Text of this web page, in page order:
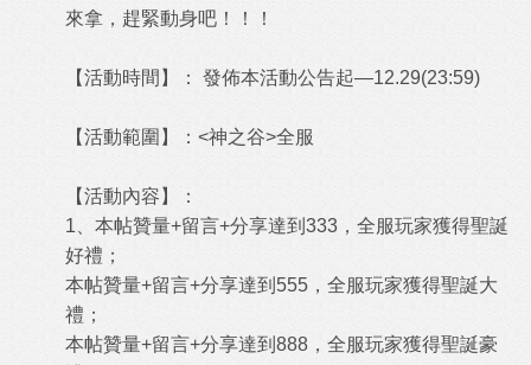
來拿，趕緊動身吧！！！
【活動時間】： 發佈本活動公告起—12.29(23:59)
【活動範圍】：<神之谷>全服
【活動內容】：
1、本帖贊量+留言+分享達到333，全服玩家獲得聖誕
好禮；
本帖贊量+留言+分享達到555，全服玩家獲得聖誕大
禮；
本帖贊量+留言+分享達到888，全服玩家獲得聖誕豪